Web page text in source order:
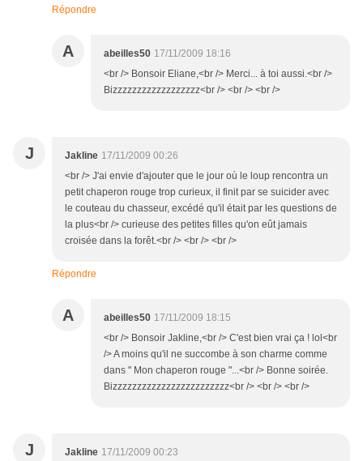
Répondre
A abeilles50 17/11/2009 18:16
<br /> Bonsoir Eliane,<br /> Merci... à toi aussi.<br />
Bizzzzzzzzzzzzzzzzzz<br /> <br /> <br />
J Jakline 17/11/2009 00:26
<br /> J'ai envie d'ajouter que le jour où le loup rencontra un
petit chaperon rouge trop curieux, il finit par se suicider avec
le couteau du chasseur, excédé qu'il était par les questions de
la plus<br /> curieuse des petites filles qu'on eût jamais
croisée dans la forêt.<br /> <br /> <br />
Répondre
A abeilles50 17/11/2009 18:15
<br /> Bonsoir Jakline,<br /> C'est bien vrai ça ! lol<br
/> A moins qu'il ne succombe à son charme comme
dans " Mon chaperon rouge "...<br /> Bonne soirée.
Bizzzzzzzzzzzzzzzzzzzzzzzz<br /> <br /> <br />
J Jakline 17/11/2009 00:23